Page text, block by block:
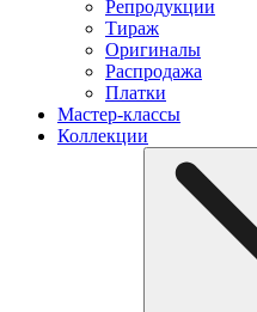
Репродукции
Тираж
Оригиналы
Распродажа
Платки
Мастер-классы
Коллекции